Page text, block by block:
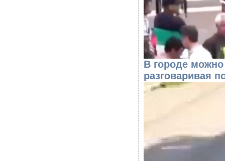
В городе
разговаривая